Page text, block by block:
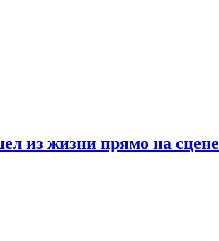
из жизни прямо на сцене